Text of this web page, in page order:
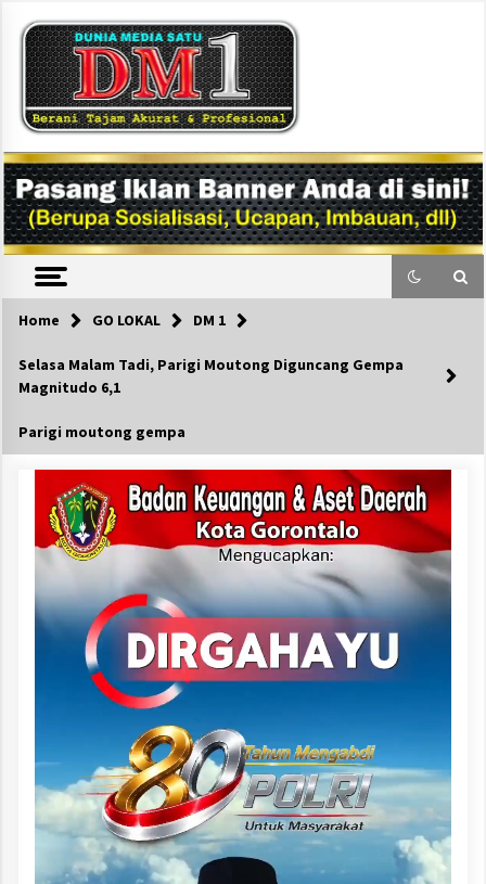
content
DM1
Home GO LOKAL DM 1
Selasa Malam Tadi, Parigi Moutong Diguncang Gempa
Magnitudo 6,1
Parigi moutong gempa